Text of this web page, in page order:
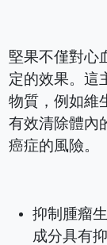
堅果不僅對心
定的效果。這
物質，例如維
有效清除體內
癌症的風險。
抑制腫瘤
成分具有